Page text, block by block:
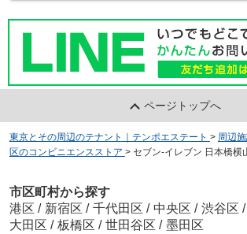
ページトップへ
東京とその周辺のテナント｜テンポエステート > 周辺
区のコンビニエンスストア > セブン-イレブン 日本橋横
市区町村から探す
港区 / 新宿区 / 千代田区 / 中央区 / 渋谷区 /
大田区 / 板橋区 / 世田谷区 / 墨田区